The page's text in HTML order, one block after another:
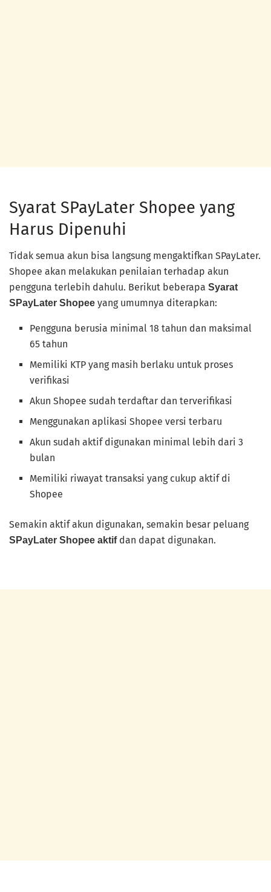
Syarat SPayLater Shopee yang
Harus Dipenuhi
Tidak semua akun bisa langsung mengaktifkan SPayLater.
Shopee akan melakukan penilaian terhadap akun
pengguna terlebih dahulu. Berikut beberapa Syarat
SPayLater Shopee yang umumnya diterapkan:
Pengguna berusia minimal 18 tahun dan maksimal
65 tahun
Memiliki KTP yang masih berlaku untuk proses
verifikasi
Akun Shopee sudah terdaftar dan terverifikasi
Menggunakan aplikasi Shopee versi terbaru
Akun sudah aktif digunakan minimal lebih dari 3
bulan
Memiliki riwayat transaksi yang cukup aktif di
Shopee
Semakin aktif akun digunakan, semakin besar peluang
SPayLater Shopee aktifdan dapat digunakan.